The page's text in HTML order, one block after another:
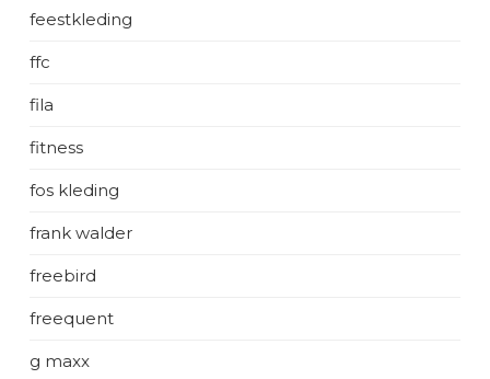
feestkleding
ffc
fila
fitness
fos kleding
frank walder
freebird
freequent
g maxx